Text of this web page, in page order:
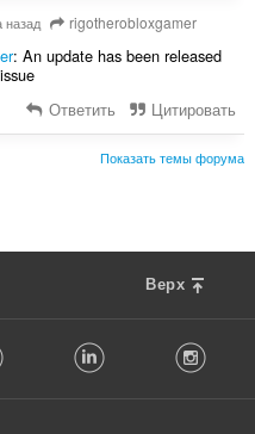
назад rigotherobloxgamer
: An update has been released
Ответить Цитировать
Показать темы форума
Верх
LinkedIn